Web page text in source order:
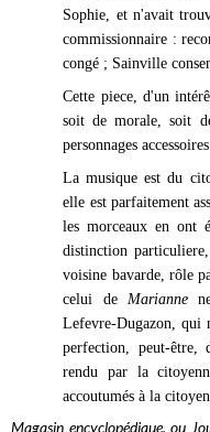
Sophie, et n'avait
commissionnaire :
congé ; Sainville
Cette piece, d'un
soit de morale, soit
personnages accessoires.
La musique est du
elle est parfaitement
les morceaux en ont
distinction
voisine bavarde, rôle
celui de Mariannene
Lefevre-Dugazon, qui
perfection, peut-être,
rendu par la
accoutumés à la
Magasin encyclopédique, ou